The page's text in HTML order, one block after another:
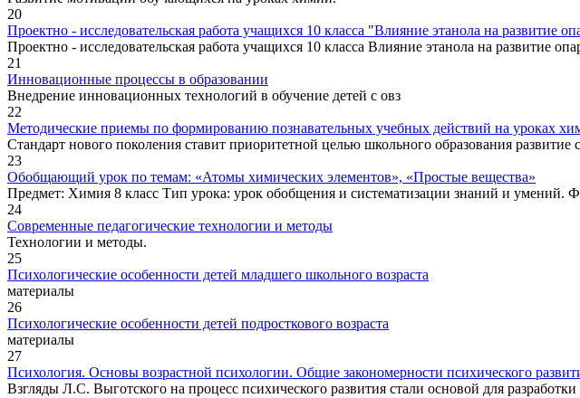
20
Проектно - исследовательская работа учащихся 10 класса "Влияние этанола на
Проектно - исследовательская работа учащихся 10 класса Влияние этанола на
21
Инновационные процессы в образовании
Внедрение инновационных технологий в обучение детей с овз
22
Методические приемы по формированию познавательных учебных действий на уроках
Стандарт нового поколения ставит приоритетной целью школьного образования
23
Обобщающий урок по темам: «Атомы химических элементов», «Простые вещества»
Предмет: Химия 8 класс Тип урока: урок обобщения и систематизации знаний и умений.
24
Современные педагогические технологии и методы
Технологии и методы.
25
Психологические особенности детей младшего школьного возраста
материалы
26
Психологические особенности детей подросткового возраста
материалы
27
Психология. Основы возрастной психологии. Общие закономерности психического
Взгляды Л.С. Выготского на процесс психического развития стали основой для